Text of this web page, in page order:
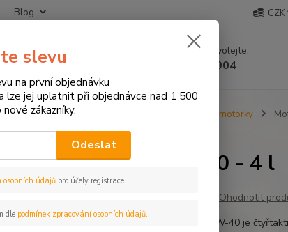
Blog CZK
Hledat Nevíte si rady? Zavolejte.
+420 774 641 904
Oleje a kapaliny pro motorky Oleje pro motorky
5100 4T 10W-40 - 4 l
Ohodnotit
Motul 5100 4T 10W-40 je
slevu
na první objednávku
lze jej uplatnit při objednávce nad 1 500
zákazníky.
Odeslat
osobních údajů pro účely registrace.
dle podmínek zpracování osobních údajů.